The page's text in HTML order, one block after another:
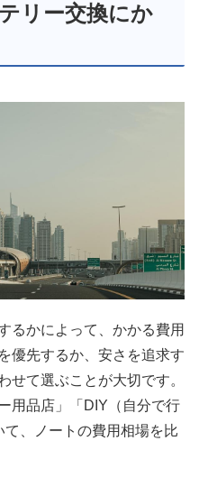
リー交換にか
るかによって、かかる費用
優先するか、安さを追求す
せて選ぶことが大切です。
用品店」「DIY（自分で行
、ノートの費用相場を比